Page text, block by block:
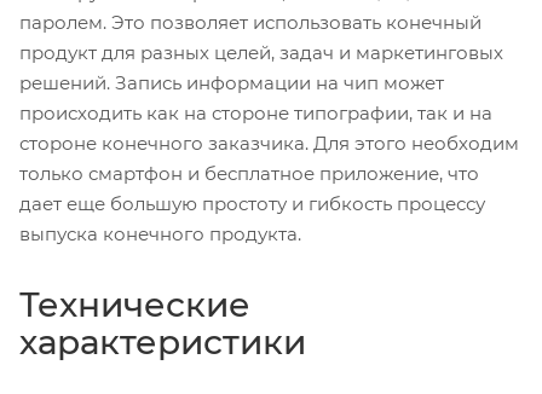
паролем. Это позволяет использовать конечный
продукт для разных целей, задач и маркетинговых
решений. Запись информации на чип может
происходить как на стороне типографии, так и на
стороне конечного заказчика. Для этого необходим
только смартфон и бесплатное приложение, что
дает еще большую простоту и гибкость процессу
выпуска конечного продукта.
Технические
характеристики